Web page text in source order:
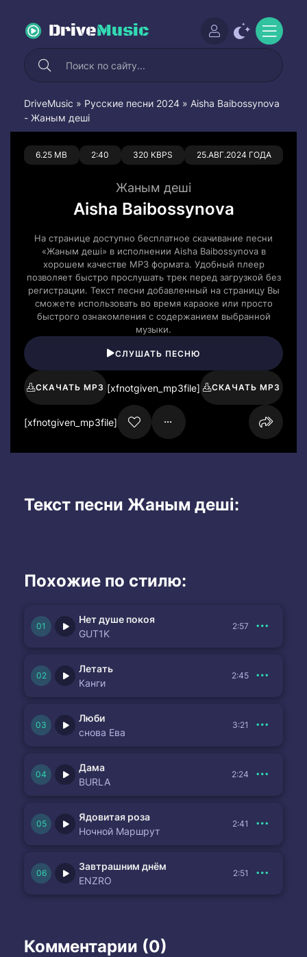
DriveMusic
DriveMusic » Русские песни 2024 » Aisha Baibossynova
- Жаным деші
6.25 MB 2:40 320 KBPS 25.АВГ.2024 ГОДА
0 0
Жаным деші
Aisha Baibossynova
На странице доступно бесплатное скачивание песни
«Жаным деші» в исполнении Aisha Baibossynova в
хорошем качестве MP3 формата. Удобный плеер
позволяет быстро прослушать трек перед загрузкой без
регистрации. Текст песни добавленный на страницу Вы
сможете использовать во время караоке или просто
быстрого ознакомления с содержанием выбранной
музыки.
СЛУШАТЬ ПЕСНЮ
СКАЧАТЬ MP3 [xfnotgiven_mp3file] СКАЧАТЬ MP3
[xfnotgiven_mp3file]
Текст песни Жаным деші:
Похожие по стилю:
Нет душе покоя
GUT1K
2:57
Летать
Канги
2:45
Люби
снова Ева
3:21
Дама
BURLA
2:24
Ядовитая роза
Ночной Маршрут
2:41
Завтрашним днём
ENZRO
2:51
Комментарии (0)